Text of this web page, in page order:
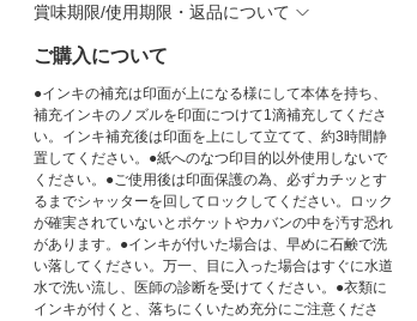
賞味期限/使用期限・返品について
ご購入について
●インキの補充は印面が上になる様にして本体を持ち、
補充インキのノズルを印面につけて1滴補充してくださ
い。インキ補充後は印面を上にして立てて、約3時間静
置してください。●紙へのなつ印目的以外使用しないで
ください。●ご使用後は印面保護の為、必ずカチッとす
るまでシャッターを回してロックしてください。ロック
が確実されていないとポケットやカバンの中を汚す恐れ
があります。●インキが付いた場合は、早めに石鹸で洗
い落してください。万一、目に入った場合はすぐに水道
水で洗い流し、医師の診断を受けてください。●衣類に
インキが付くと、落ちにくいため充分にご注意くださ